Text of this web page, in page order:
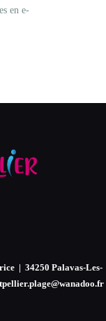
en e-
| 34250 Palavas-Les-